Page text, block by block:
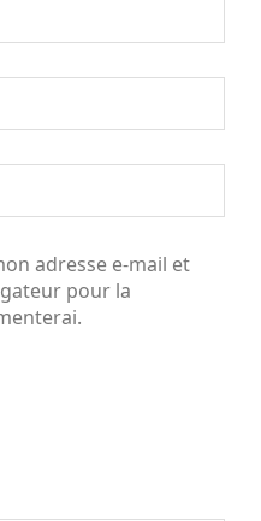
adresse e-mail et
pour la